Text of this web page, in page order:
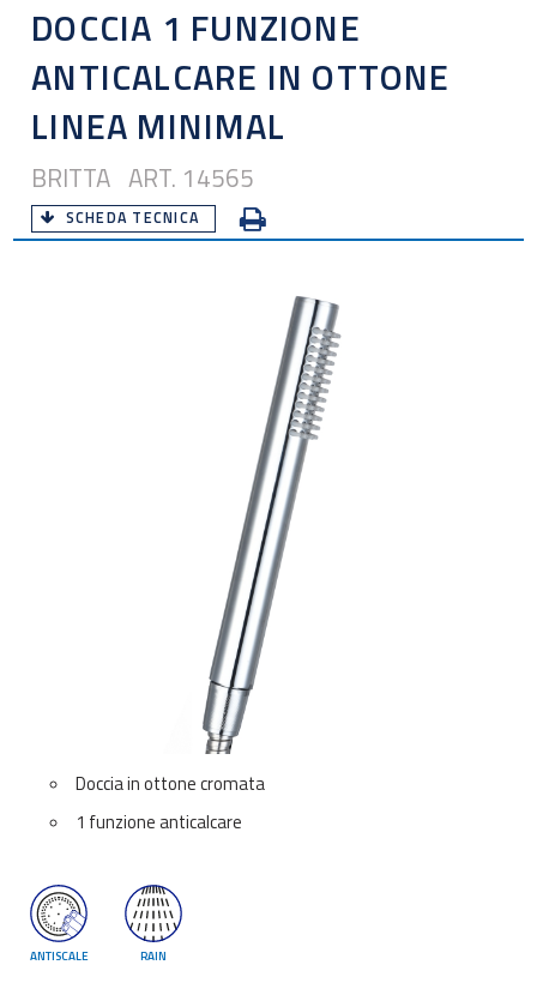
DOCCIA 1 FUNZIONE
ANTICALCARE IN OTTONE
LINEA MINIMAL
BRITTA ART. 14565
SCHEDA TECNICA
Doccia in ottone cromata
1 funzione anticalcare
ANTISCALE RAIN